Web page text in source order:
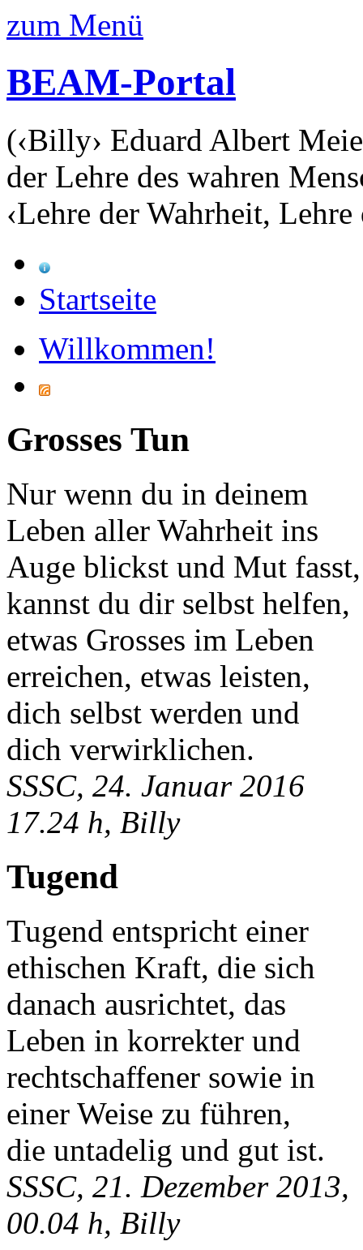
zum Menü
BEAM-Portal
(‹Billy› Eduard Albert
der Lehre des wahren
‹Lehre der Wahrheit, Lehre
Startseite
Willkommen!
Grosses Tun
Nur wenn du in deinem
Leben aller Wahrheit ins
Auge blickst und Mut fasst,
kannst du dir selbst helfen,
etwas Grosses im Leben
erreichen, etwas leisten,
dich selbst werden und
dich verwirklichen.
SSSC, 24. Januar 2016
17.24 h, Billy
Tugend
Tugend entspricht einer
ethischen Kraft, die sich
danach ausrichtet, das
Leben in korrekter und
rechtschaffener sowie in
einer Weise zu führen,
die untadelig und gut ist.
SSSC, 21. Dezember 2013,
00.04 h, Billy